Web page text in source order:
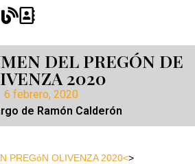
DEL PREGÓN DE
2020
6 febrero, 2020
de Ramón Calderón
PREGóN OLIVENZA 2020<>